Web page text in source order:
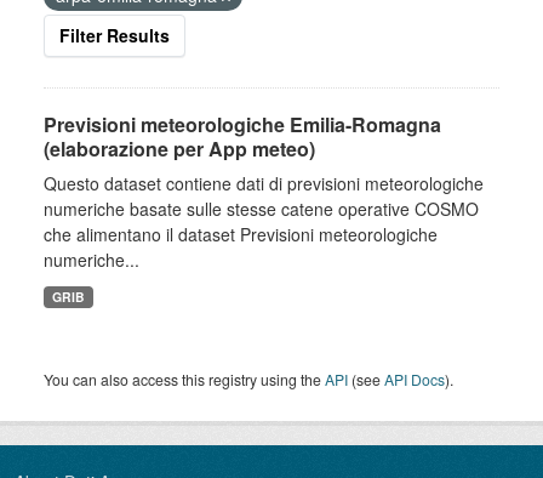
Filter Results
Previsioni meteorologiche Emilia-Romagna
(elaborazione per App meteo)
Questo dataset contiene dati di previsioni meteorologiche
numeriche basate sulle stesse catene operative COSMO
che alimentano il dataset Previsioni meteorologiche
numeriche...
GRIB
You can also access this registry using theAPI (seeAPI Docs).